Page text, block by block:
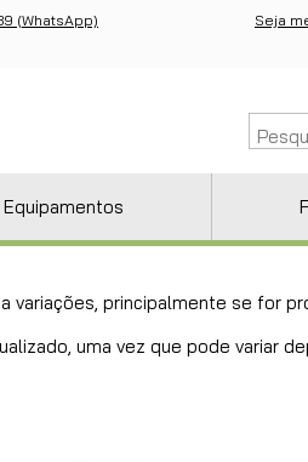
(WhatsApp) Seja
Equipamentos
variações, principalmente se for
uma vez que pode variar